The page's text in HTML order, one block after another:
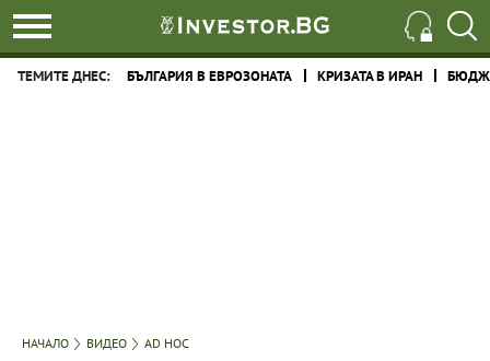
ТЕМИТЕ ДНЕС: БЪЛГАРИЯ В ЕВРОЗОНАТА КРИЗАТА В ИРАН
НАЧАЛО ВИДЕО AD HOC